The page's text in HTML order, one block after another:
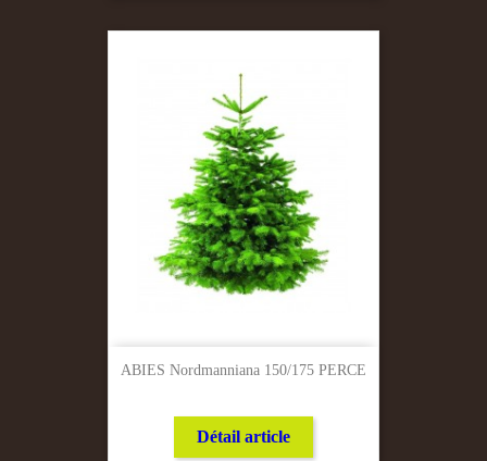
ABIES Nordmanniana 150/175 PERCE
Détail article